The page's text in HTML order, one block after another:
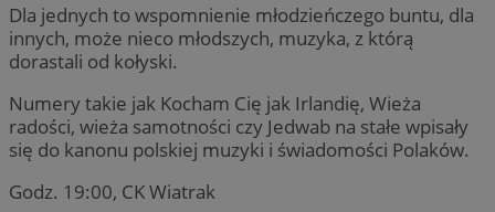
Dla jednych to wspomnienie młodzieńczego buntu, dla
innych, może nieco młodszych, muzyka, z którą
dorastali od kołyski.
Numery takie jak Kocham Cię jak Irlandię, Wieża
radości, wieża samotności czy Jedwab na stałe wpisały
się do kanonu polskiej muzyki i świadomości Polaków.
Godz. 19:00, CK Wiatrak